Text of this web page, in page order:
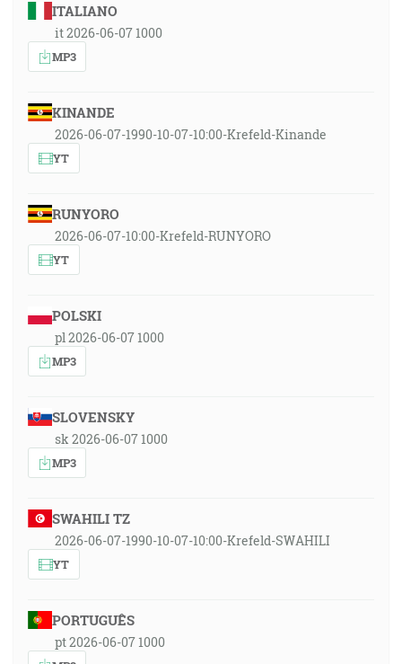
ITALIANO
it 2026-06-07 1000
MP3
KINANDE
2026-06-07-1990-10-07-10:00-Krefeld-Kinande
YT
RUNYORO
2026-06-07-10:00-Krefeld-RUNYORO
YT
POLSKI
pl 2026-06-07 1000
MP3
SLOVENSKY
sk 2026-06-07 1000
MP3
SWAHILI TZ
2026-06-07-1990-10-07-10:00-Krefeld-SWAHILI
YT
PORTUGUÊS
pt 2026-06-07 1000